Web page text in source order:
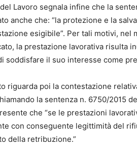
Lavoro segnala infine che la
anche che: “la protezione e la
esigibile”. Per tali motivi,
la prestazione lavorativa risulta
soddisfare il suo interesse come
riguarda poi la contestazione
la sentenza n. 6750/2015
che “se le prestazioni
con conseguente legittimità del
della retribuzione.”